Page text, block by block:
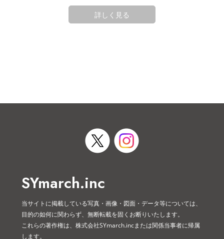
詳しく見る
SYmarch.inc
当サイトに掲載している写真・画像・図面・データ等については、
目的の如何に関わらず、無断転載を固くお断りいたします。
これらの著作権は、株式会社SYmarch.incまたは関係当事者に帰属
します。